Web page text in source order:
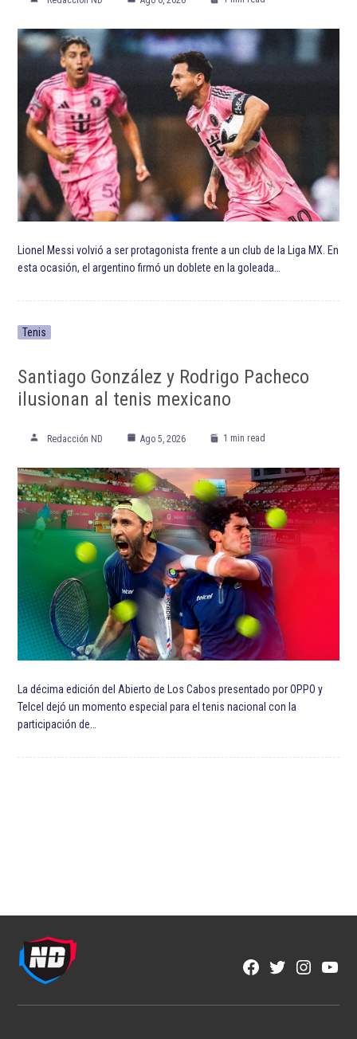
Lionel Messi volvió a ser protagonista frente a un club de la Liga MX. En
esta ocasión, el argentino firmó un doblete en la goleada…
Tenis
Santiago González y Rodrigo Pacheco
ilusionan al tenis mexicano
Redacción ND Ago 5, 2026 1 min read
La décima edición del Abierto de Los Cabos presentado por OPPO y
Telcel dejó un momento especial para el tenis nacional con la
participación de…
Facebook
Twitter